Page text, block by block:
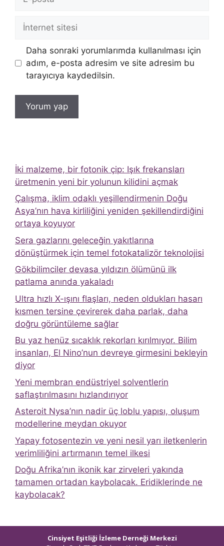
posta
İnternet
Daha sonraki yorumlarımda kullanılması için
adım, e-posta adresim ve site adresim bu
tarayıcıya kaydedilsin.
İki malzeme, bir fotonik çip: Işık frekansları
üretmenin yeni bir yolunun kilidini açmak
Çalışma, iklim odaklı yeşillendirmenin Doğu
Asya’nın hava kirliliğini yeniden şekillendirdiğini
ortaya koyuyor
Sera gazlarını geleceğin yakıtlarına
dönüştürmek için temel fotokatalizör teknolojisi
Gökbilimciler devasa yıldızın ölümünü ilk
patlama anında yakaladı
Ultra hızlı X-ışını flaşları, neden oldukları hasarı
kısmen tersine çevirerek daha parlak, daha
doğru görüntüleme sağlar
Bu yaz henüz sıcaklık rekorları kırılmıyor. Bilim
insanları, El Nino’nun devreye girmesini bekleyin
diyor
Yeni membran endüstriyel solventlerin
saflaştırılmasını hızlandırıyor
Asteroit Nysa’nın nadir üç loblu yapısı, oluşum
modellerine meydan okuyor
Yapay fotosentezin ve yeni nesil yarı iletkenlerin
verimliliğini artırmanın temel ilkesi
Doğu Afrika’nın ikonik kar zirveleri yakında
tamamen ortadan kaybolacak. Eridiklerinde ne
kaybolacak?
Cinsiyet Eşitliği İzleme Derneği Merkezi